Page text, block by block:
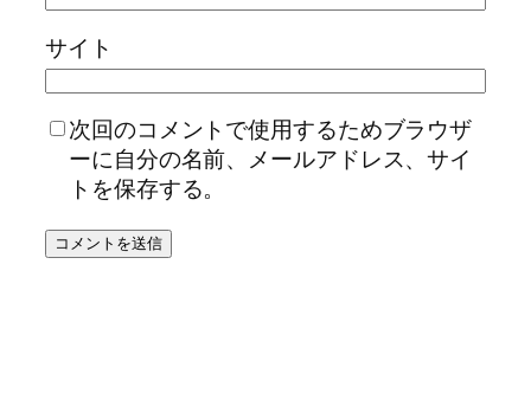
サイト
次回のコメントで使用するためブラウザ
ーに自分の名前、メールアドレス、サイ
トを保存する。